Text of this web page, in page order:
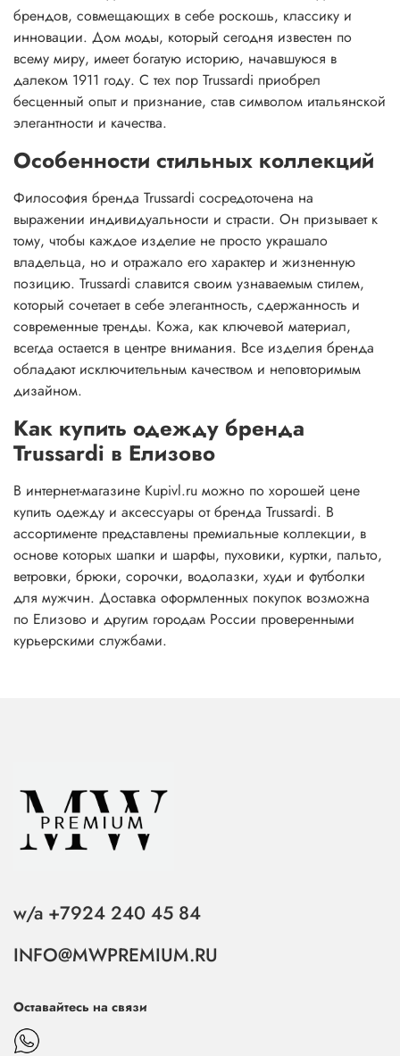
брендов, совмещающих в себе роскошь, классику и
инновации. Дом моды, который сегодня известен по
всему миру, имеет богатую историю, начавшуюся в
далеком 1911 году. С тех пор Trussardi приобрел
бесценный опыт и признание, став символом итальянской
элегантности и качества.
Особенности стильных коллекций
Философия бренда Trussardi сосредоточена на
выражении индивидуальности и страсти. Он призывает к
тому, чтобы каждое изделие не просто украшало
владельца, но и отражало его характер и жизненную
позицию. Trussardi славится своим узнаваемым стилем,
который сочетает в себе элегантность, сдержанность и
современные тренды. Кожа, как ключевой материал,
всегда остается в центре внимания. Все изделия бренда
обладают исключительным качеством и неповторимым
дизайном.
Как купить одежду бренда
Trussardi в Елизово
В интернет-магазине Kupivl.ru можно по хорошей цене
купить одежду и аксессуары от бренда Trussardi. В
ассортименте представлены премиальные коллекции, в
основе которых шапки и шарфы, пуховики, куртки, пальто,
ветровки, брюки, сорочки, водолазки, худи и футболки
для мужчин. Доставка оформленных покупок возможна
по Елизово и другим городам России проверенными
курьерскими службами.
w/a +7924 240 45 84
INFO@MWPREMIUM.RU
Оставайтесь на связи